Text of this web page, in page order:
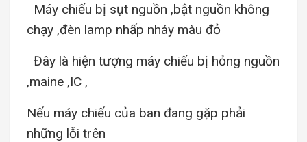
Máy chiếu bị sụt nguồn ,bật nguồn không
chạy ,đèn lamp nhấp nháy màu đỏ
Đây là hiện tượng máy chiếu bị hỏng nguồn
,maine ,IC ,
Nếu máy chiếu của ban đang gặp phải
những lỗi trên